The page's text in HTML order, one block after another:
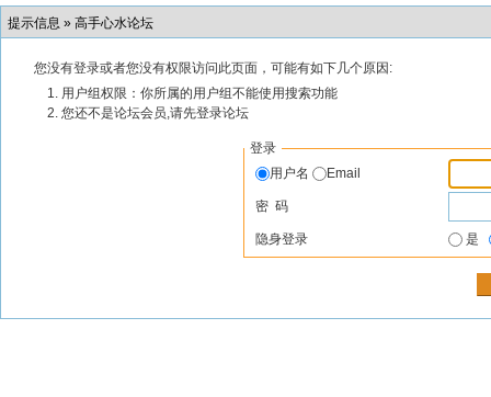
提示信息 » 高手心水论坛
您没有登录或者您没有权限访问此页面，可能有如下几个原因:
用户组权限：你所属的用户组不能使用搜索功能
您还不是论坛会员,请先登录论坛
登录
用户名
Email
密 码
隐身登录 是